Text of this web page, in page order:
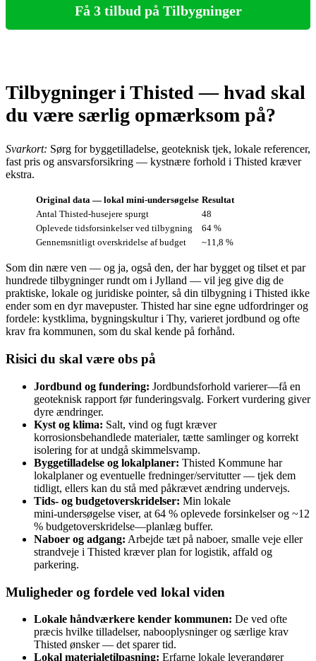
Få 3 tilbud på Tilbygninger
Tilbygninger i Thisted — hvad skal
du være særlig opmærksom på?
Svarkort: Sørg for byggetilladelse, geoteknisk tjek, lokale referencer,
fast pris og ansvarsforsikring — kystnære forhold i Thisted kræver
ekstra.
Original data — lokal mini‑undersøgelse Resultat
Antal Thisted‑husejere spurgt
48
Oplevede tidsforsinkelser ved tilbygning
64 %
Gennemsnitligt overskridelse af budget
~11,8 %
Som din nære ven — og ja, også den, der har bygget og tilset et par
hundrede tilbygninger rundt om i Jylland — vil jeg give dig de
praktiske, lokale og juridiske pointer, så din tilbygning i Thisted ikke
ender som en dyr mavepuster. Thisted har sine egne udfordringer og
fordele: kystklima, bygningskultur i Thy, varieret jordbund og ofte
krav fra kommunen, som du skal kende på forhånd.
Risici du skal være obs på
Jordbund og fundering: Jordbundsforhold varierer—få en
geoteknisk rapport før funderingsvalg. Forkert vurdering giver
dyre ændringer.
Kyst og klima: Salt, vind og fugt kræver
korrosionsbehandlede materialer, tætte samlinger og korrekt
isolering for at undgå skimmelsvamp.
Byggetilladelse og lokalplaner: Thisted Kommune har
lokalplaner og eventuelle fredninger/servitutter — tjek dem
tidligt, ellers kan du stå med påkrævet ændring undervejs.
Tids- og budgetoverskridelser: Min lokale
mini‑undersøgelse viser, at 64 % oplevede forsinkelser og ~12
% budgetoverskridelse—planlæg buffer.
Naboer og adgang: Arbejde tæt på naboer, smalle veje eller
strandveje i Thisted kræver plan for logistik, affald og
parkering.
Muligheder og fordele ved lokal viden
Lokale håndværkere kender kommunen: De ved ofte
præcis hvilke tilladelser, nabooplysninger og særlige krav
Thisted ønsker — det sparer tid.
Lokal materialetilpasning: Erfarne lokale leverandører